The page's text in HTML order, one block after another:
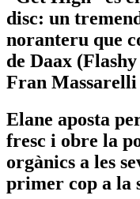
disc: un
noranteru que
de Daax
Fran Massarelli
Elane aposta
fresc i obre la
orgànics a les
primer cop a la